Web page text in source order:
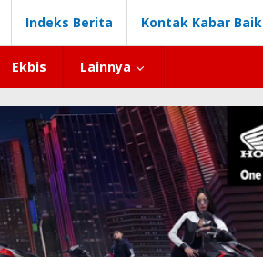
Indeks Berita Kontak Kabar Baik
Ekbis Lainnya